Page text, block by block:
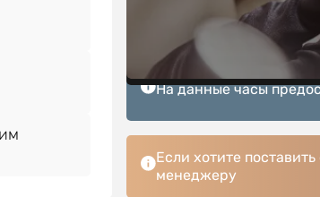
На данные часы
Если хотите
менеджеру